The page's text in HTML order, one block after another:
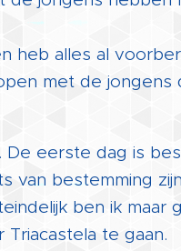
heb alles al
met de jongens
eerste dag is
van bestemming
ben ik maar
te gaan.